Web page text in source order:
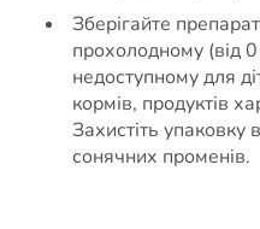
Зберігайте
прохолодному (від
недоступному для
кормів, продуктів
Захистіть упаковку
сонячних променів.